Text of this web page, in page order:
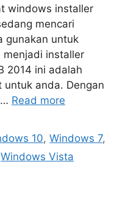
windows installer
mencari
gunakan untuk
installer
2014 ini adalah
untuk anda. Dengan
Read more
10,Windows 7,
Windows Vista